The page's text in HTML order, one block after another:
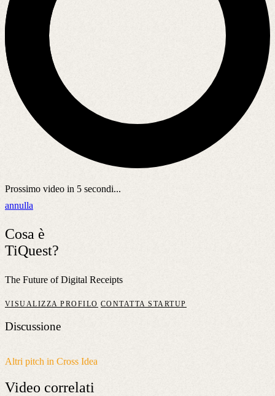
Prossimo video in 5 secondi...
annulla
Cosa è
TiQuest?
The Future of Digital Receipts
VISUALIZZA PROFILO CONTATTA STARTUP
Discussione
Altri pitch in Cross Idea
Video correlati